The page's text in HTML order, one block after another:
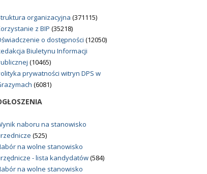
organizacyjna (371115)
z BIP (35218)
o dostępności (12050)
Biuletynu Informacji
(10465)
prywatności witryn DPS w
(6081)
naboru na stanowisko
(525)
na wolne stanowisko
- lista kandydatów(584)
na wolne stanowisko